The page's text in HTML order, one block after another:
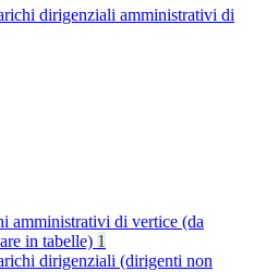
dirigenziali amministrativi di
amministrativi di vertice (da
in tabelle) 1
dirigenziali (dirigenti non